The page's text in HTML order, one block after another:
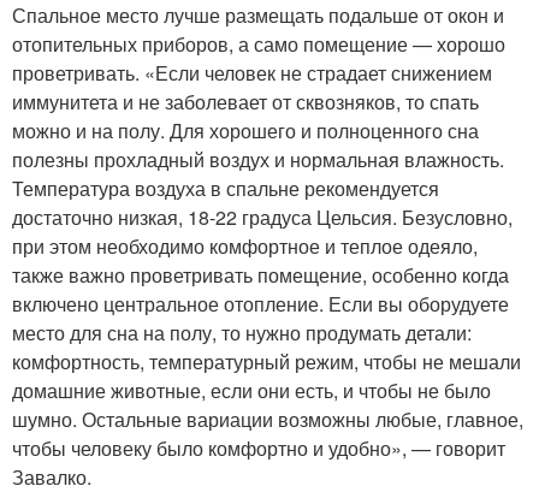
Спальное место лучше размещать подальше от окон и
отопительных приборов, а само помещение — хорошо
проветривать. «Если человек не страдает снижением
иммунитета и не заболевает от сквозняков, то спать
можно и на полу. Для хорошего и полноценного сна
полезны прохладный воздух и нормальная влажность.
Температура воздуха в спальне рекомендуется
достаточно низкая, 18-22 градуса Цельсия. Безусловно,
при этом необходимо комфортное и теплое одеяло,
также важно проветривать помещение, особенно когда
включено центральное отопление. Если вы оборудуете
место для сна на полу, то нужно продумать детали:
комфортность, температурный режим, чтобы не мешали
домашние животные, если они есть, и чтобы не было
шумно. Остальные вариации возможны любые, главное,
чтобы человеку было комфортно и удобно», — говорит
Завалко.